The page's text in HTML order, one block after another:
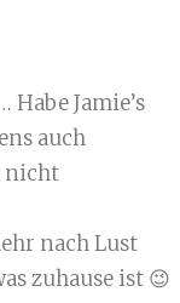
Jamie’s
auch
nicht
nach Lust
zuhause ist 😉